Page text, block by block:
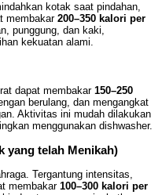
kotak saat pindahan,
membakar 200–350 kalori per
punggung, dan kaki,
kekuatan alami.
dapat membakar 150–250
berulang, dan mengangkat
Aktivitas ini mudah dilakukan
menggunakan dishwasher.
yang telah Menikah)
Tergantung intensitas,
membakar 100–300 kalori per